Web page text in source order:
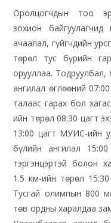
Оролцогчдын тоо
зохион
ачаалал, гүйгчдийн
төрөл тус бүрийн
орууллаа.
ангилал өглөөний
талаас гарах бол
ийн төрөл 08:30 цагт
13:00 цагт МУИС-ийн
бүлийн ангилал
тэргэнцэртэй болон
1.5 км-ийн төрөл
Тусгай олимпын 800
төв ордны харалдаа